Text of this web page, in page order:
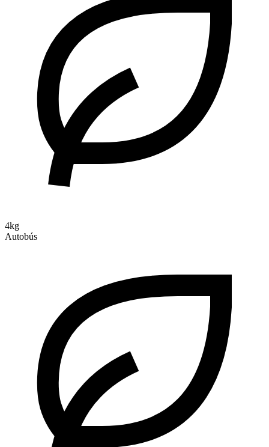
4kg
Autobús